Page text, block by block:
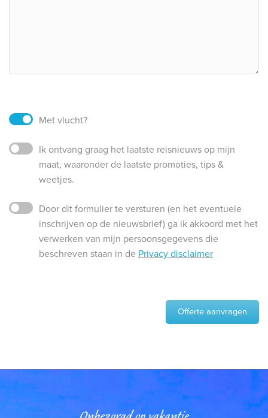
Met vlucht?
Ik ontvang graag het laatste reisnieuws op mijn
maat, waaronder de laatste promoties, tips &
weetjes.
Door dit formulier te versturen (en het eventuele
inschrijven op de nieuwsbrief) ga ik akkoord met het
verwerken van mijn persoonsgegevens die
beschreven staan in de Privacy disclaimer
Offerte aanvragen